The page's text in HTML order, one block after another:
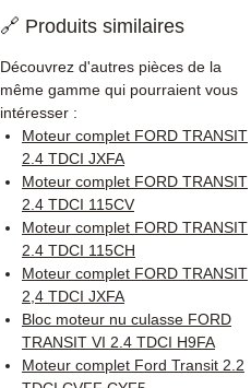
🔗 Produits similaires
Découvrez d'autres pièces de la
même gamme qui pourraient vous
intéresser :
Moteur complet FORD TRANSIT
2.4 TDCI JXFA
Moteur complet FORD TRANSIT
2.4 TDCI 115CV
Moteur complet FORD TRANSIT
2.4 TDCI 115CH
Moteur complet FORD TRANSIT
2,4 TDCI JXFA
Bloc moteur nu culasse FORD
TRANSIT VI 2.4 TDCI H9FA
Moteur complet Ford Transit 2.2